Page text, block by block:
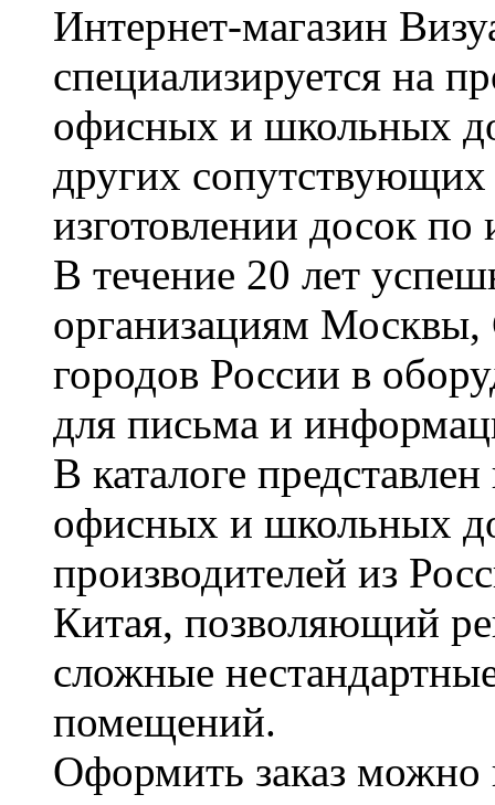
Интернет-магазин
специализируется на
офисных и школьных
других сопутствующих
изготовлении досок по
В течение 20 лет
организациям Москвы,
городов России в
для письма и
В каталоге
офисных и школьных
производителей из
Китая, позволяющий
сложные
помещений.
Оформить заказ можно